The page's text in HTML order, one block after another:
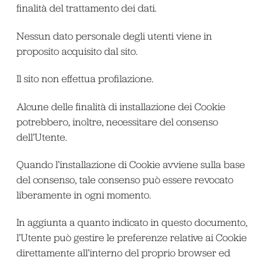
finalità del trattamento dei dati.
Nessun dato personale degli utenti viene in
proposito acquisito dal sito.
Il sito non effettua profilazione.
Alcune delle finalità di installazione dei Cookie
potrebbero, inoltre, necessitare del consenso
dell’Utente.
Quando l’installazione di Cookie avviene sulla base
del consenso, tale consenso può essere revocato
liberamente in ogni momento.
In aggiunta a quanto indicato in questo documento,
l’Utente può gestire le preferenze relative ai Cookie
direttamente all’interno del proprio browser ed